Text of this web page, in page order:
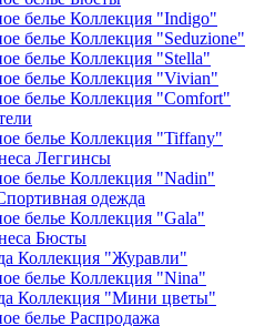
белье Коллекция "Indigo"
белье Коллекция "Seduzione"
белье Коллекция "Stella"
белье Коллекция "Vivian"
белье Коллекция "Comfort"
белье Коллекция "Tiffany"
Леггинсы
белье Коллекция "Nadin"
одежда
белье Коллекция "Gala"
Бюсты
Коллекция "Журавли"
белье Коллекция "Nina"
Коллекция "Мини цветы"
белье Распродажа